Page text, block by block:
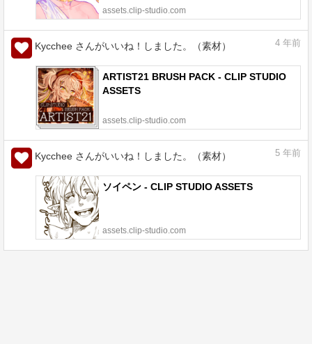
assets.clip-studio.com
Kycchee さんがいいね！しました。（素材） 4 年前
ARTIST21 BRUSH PACK - CLIP STUDIO
ASSETS
assets.clip-studio.com
Kycchee さんがいいね！しました。（素材） 5 年前
ソイペン - CLIP STUDIO ASSETS
assets.clip-studio.com